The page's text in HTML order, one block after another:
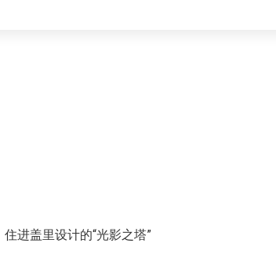
进盖里设计的“光影之塔”